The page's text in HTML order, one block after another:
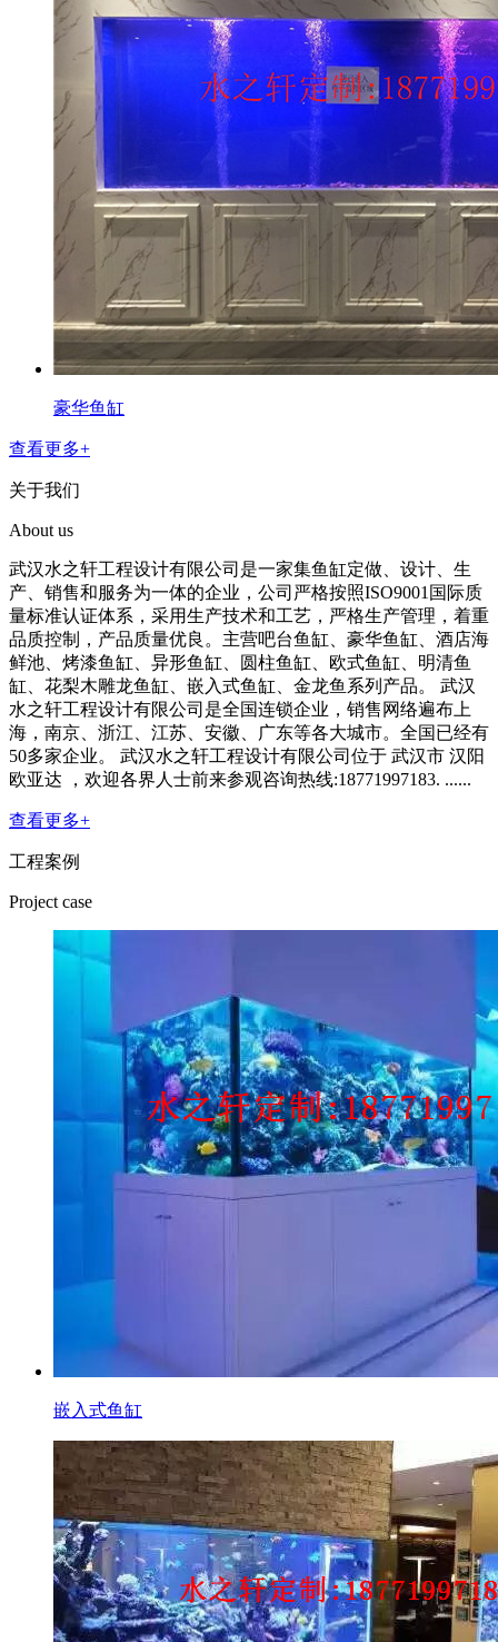
豪华鱼缸
查看更多+
关于我们
About us
武汉水之轩工程设计有限公司是一家集鱼缸定做、设计、生
产、销售和服务为一体的企业，公司严格按照ISO9001国际质
量标准认证体系，采用生产技术和工艺，严格生产管理，着重
品质控制，产品质量优良。主营吧台鱼缸、豪华鱼缸、酒店海
鲜池、烤漆鱼缸、异形鱼缸、圆柱鱼缸、欧式鱼缸、明清鱼
缸、花梨木雕龙鱼缸、嵌入式鱼缸、金龙鱼系列产品。 武汉
水之轩工程设计有限公司是全国连锁企业，销售网络遍布上
海，南京、浙江、江苏、安徽、广东等各大城市。全国已经有
50多家企业。 武汉水之轩工程设计有限公司位于 武汉市 汉阳
欧亚达 ，欢迎各界人士前来参观咨询热线:18771997183. ......
查看更多+
工程案例
Project case
嵌入式鱼缸